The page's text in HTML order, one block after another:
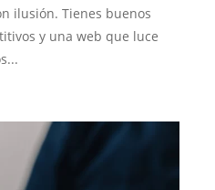
ilusión. Tienes buenos
y una web que luce